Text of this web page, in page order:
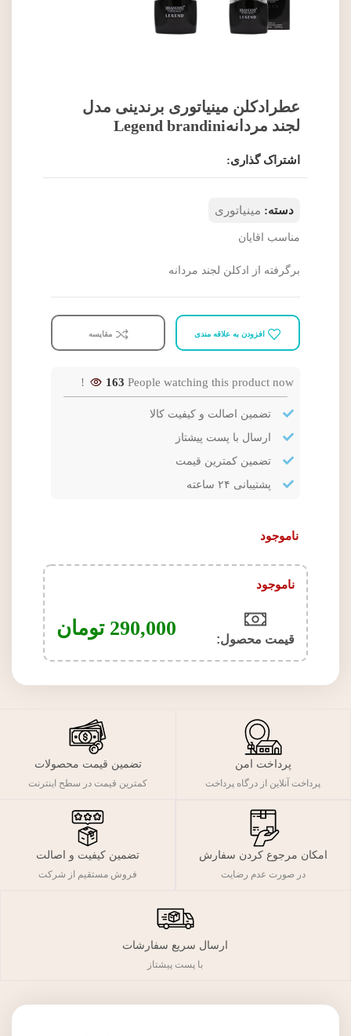
عطرادکلن مینیاتوری برندینی مدل
لجند مردانهLegend brandini
اشتراک گذاری:
دسته: مینیاتوری
مناسب اقایان
برگرفته از ادکلن لجند مردانه
افزودن به علاقه مندی مقایسه
163 People watching this product now!
تضمین اصالت و کیفیت کالا
ارسال با پست پیشتاز
تضمین کمترین قیمت
پشتیبانی ۲۴ ساعته
ناموجود
ناموجود
قیمت محصول:​ 290,000 تومان
پرداخت امن
پرداخت آنلاین از درگاه پرداخت
تضمین قیمت محصولات
کمترین قیمت در سطح اینترنت
امکان مرجوع کردن سفارش
در صورت عدم رضایت
تضمین کیفیت و اصالت
فروش مستقیم از شرکت
ارسال سریع سفارشات
با پست پیشتاز